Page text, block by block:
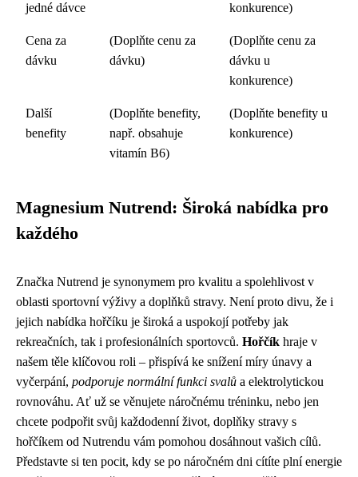
jedné dávce
konkurence)
Cena za
dávku
(Doplňte cenu za
dávku)
(Doplňte cenu za
dávku u
konkurence)
Další
benefity
(Doplňte benefity,
např. obsahuje
vitamín B6)
(Doplňte benefity u
konkurence)
Magnesium Nutrend: Široká nabídka pro
každého
Značka Nutrend je synonymem pro kvalitu a spolehlivost v
oblasti sportovní výživy a doplňků stravy. Není proto divu, že i
jejich nabídka hořčíku je široká a uspokojí potřeby jak
rekreačních, tak i profesionálních sportovců. Hořčík hraje v
našem těle klíčovou roli – přispívá ke snížení míry únavy a
vyčerpání, podporuje normální funkci svalů a elektrolytickou
rovnováhu. Ať už se věnujete náročnému tréninku, nebo jen
chcete podpořit svůj každodenní život, doplňky stravy s
hořčíkem od Nutrendu vám pomohou dosáhnout vašich cílů.
Představte si ten pocit, kdy se po náročném dni cítíte plní energie